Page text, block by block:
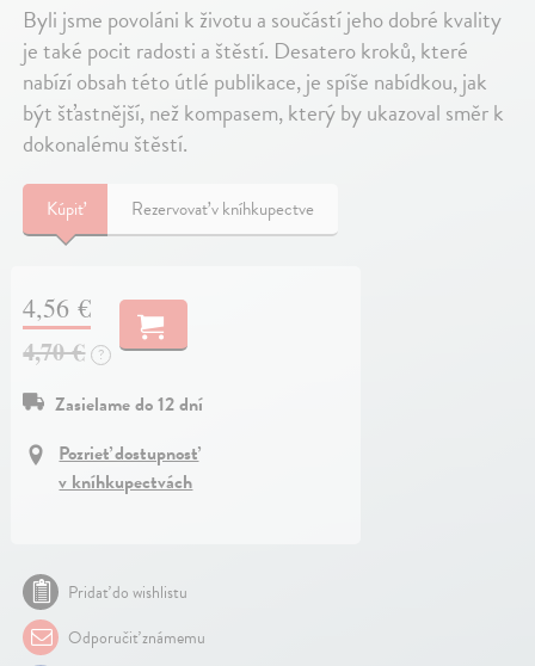
Byli jsme povoláni k životu a součástí jeho dobré kvality
je také pocit radosti a štěstí. Desatero kroků, které
nabízí obsah této útlé publikace, je spíše nabídkou, jak
být šťastnější, než kompasem, který by ukazoval směr k
dokonalému štěstí.
Kúpiť Rezervovať v kníhkupectve
4,56 €
4,70 € ?
Zasielame do 12 dní
Pozrieť dostupnosť
v kníhkupectvách
Pridať do wishlistu
Odporučiť známemu